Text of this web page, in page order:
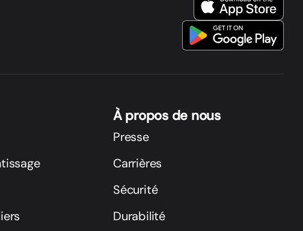
À propos de nous
Presse
Carrières
Sécurité
Durabilité